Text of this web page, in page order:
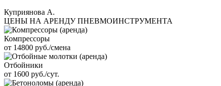
Куприянова А.
ЦЕНЫ НА АРЕНДУ ПНЕВМОИНСТРУМЕНТА
Компрессоры
от 14800 руб./смена
Отбойники
от 1600 руб./сут.